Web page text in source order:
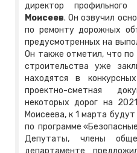
директор профильного
Моисеев. Он озвучил
по ремонту дорожных
предусмотренных на
Он также отметил, что по
строительства уже
находятся в
проектно-сметная
некоторых дорог на
Моисеева, к 1 марта
по программе
Депутаты, члены